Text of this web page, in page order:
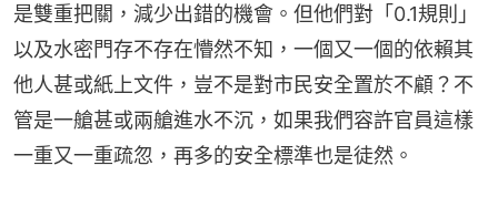
是雙重把關，減少出錯的機會。但他們對「0.1規則」
以及水密門存不存在懵然不知，一個又一個的依賴其
他人甚或紙上文件，豈不是對市民安全置於不顧？不
管是一艙甚或兩艙進水不沉，如果我們容許官員這樣
一重又一重疏忽，再多的安全標準也是徒然。